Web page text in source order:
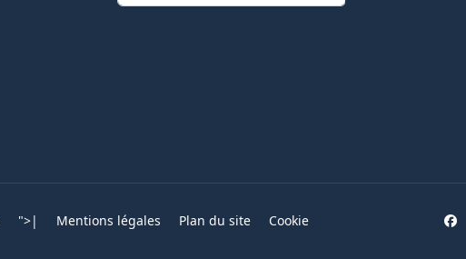
">| Mentions légales Plan du site
Cookie